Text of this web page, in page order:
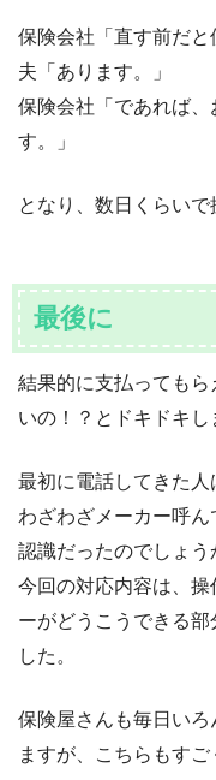
保険会社「直す前だと
夫「あります。」
保険会社「であれば、
す。」
となり、数日くらいで
最後に
結果的に支払っても
いの！？とドキドキし
最初に電話してきた人
わざわざメーカー呼ん
認識だったのでしょう
今回の対応内容は、
ーがどうこうできる
した。
保険屋さんも毎日い
ますが、こちらもすご